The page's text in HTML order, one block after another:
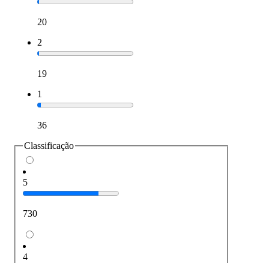
20
2
19
1
36
Classificação
5
730
4